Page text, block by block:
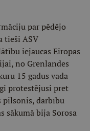
par pēdējo
tieši ASV
iejaucas Eiropas
no Grenlandes
15 gadus vada
protestējusi pret
pilsonis, darbību
sākumā bija Sorosa